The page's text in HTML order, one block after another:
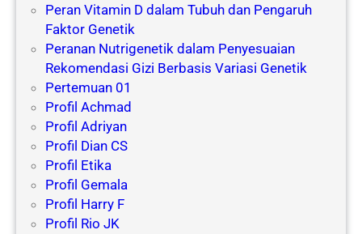
Peran Vitamin D dalam Tubuh dan Pengaruh
Faktor Genetik
Peranan Nutrigenetik dalam Penyesuaian
Rekomendasi Gizi Berbasis Variasi Genetik
Pertemuan 01
Profil Achmad
Profil Adriyan
Profil Dian CS
Profil Etika
Profil Gemala
Profil Harry F
Profil Rio JK